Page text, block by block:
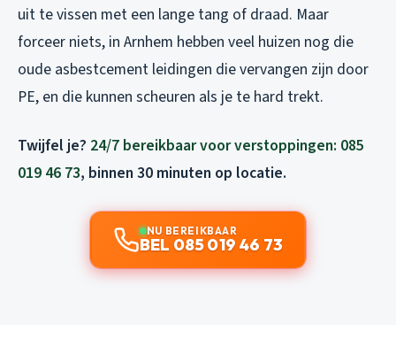
uit te vissen met een lange tang of draad. Maar
forceer niets, in Arnhem hebben veel huizen nog die
oude asbestcement leidingen die vervangen zijn door
PE, en die kunnen scheuren als je te hard trekt.
Twijfel je? 24/7 bereikbaar voor verstoppingen: 085
019 46 73, binnen 30 minuten op locatie.
NU BEREIKBAAR
BEL 085 019 46 73